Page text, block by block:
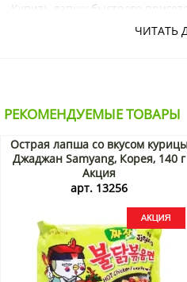
ЧИТАТЬ
Купить лапшу быстрого
и Подмосковью можно в
РЕКОМЕНДУЕМЫЕ ТОВАРЫ
Острая лапша со вкусом
Джаджан Samyang, Корея, 140 г
Акция
арт. 13256